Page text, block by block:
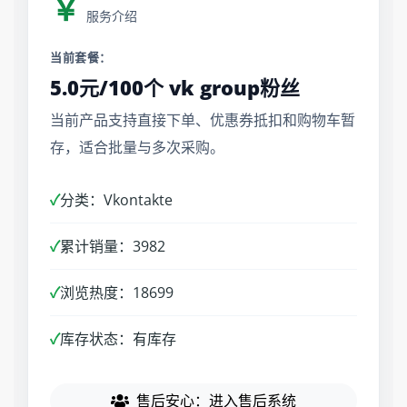
￥ 服务介绍
当前套餐：
5.0元/100个 vk group粉丝
当前产品支持直接下单、优惠券抵扣和购物车暂
存，适合批量与多次采购。
✓分类：Vkontakte
✓累计销量：3982
✓浏览热度：18699
✓库存状态：有库存
售后安心：进入售后系统